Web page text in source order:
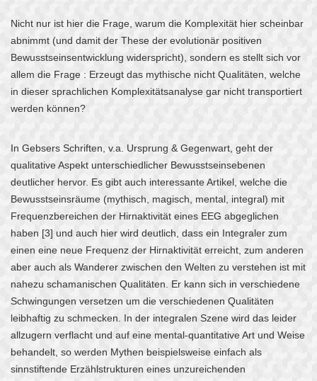
Nicht nur ist hier die Frage, warum die Komplexität hier scheinbar
abnimmt (und damit der These der evolutionär positiven
Bewusstseinsentwicklung widerspricht), sondern es stellt sich vor
allem die Frage : Erzeugt das mythische nicht Qualitäten, welche
in dieser sprachlichen Komplexitätsanalyse gar nicht transportiert
werden können?
In Gebsers Schriften, v.a. Ursprung & Gegenwart, geht der
qualitative Aspekt unterschiedlicher Bewusstseinsebenen
deutlicher hervor. Es gibt auch interessante Artikel, welche die
Bewusstseinsräume (mythisch, magisch, mental, integral) mit
Frequenzbereichen der Hirnaktivität eines EEG abgeglichen
haben [3] und auch hier wird deutlich, dass ein Integraler zum
einen eine neue Frequenz der Hirnaktivität erreicht, zum anderen
aber auch als Wanderer zwischen den Welten zu verstehen ist mit
nahezu schamanischen Qualitäten. Er kann sich in verschiedene
Schwingungen versetzen um die verschiedenen Qualitäten
leibhaftig zu schmecken. In der integralen Szene wird das leider
allzugern verflacht und auf eine mental-quantitative Art und Weise
behandelt, so werden Mythen beispielsweise einfach als
sinnstiftende Erzählstrukturen eines unzureichenden